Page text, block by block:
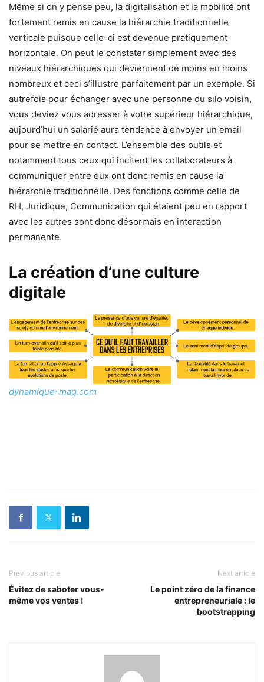
Même si on y pense peu, la digitalisation et la mobilité ont
fortement remis en cause la hiérarchie traditionnelle
verticale puisque celle-ci est devenue pratiquement
horizontale. On peut le constater simplement avec des
niveaux hiérarchiques qui deviennent de moins en moins
nombreux et ceci s’illustre parfaitement par un exemple. Si
autrefois pour échanger avec une personne du silo voisin,
vous deviez vous adresser à votre supérieur hiérarchique,
aujourd’hui un salarié aura tendance à envoyer un email
pour se mettre en contact. L’ensemble des outils et
notamment tous ceux qui incitent les collaborateurs à
communiquer entre eux ont donc remis en cause la
hiérarchie traditionnelle. Des fonctions comme celle de
RH, Juridique, Communication qui étaient peu en rapport
avec les autres sont donc désormais en interaction
permanente.
La création d’une culture
digitale
dynamique-mag.com
Previous article
Évitez de saboter vous-
même vos ventes !
Next article
Le point zéro de la finance
entrepreneuriale : le
bootstrapping